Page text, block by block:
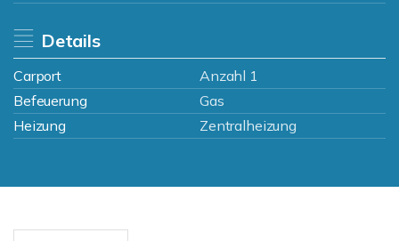
Details
Carport
Anzahl 1
Befeuerung
Gas
Heizung
Zentralheizung